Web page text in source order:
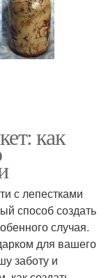
как
с лепестками
способ создать
случая.
для вашего
заботу и